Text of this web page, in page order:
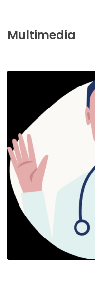
Il Dott. Montalto
essere molto
metterti a tuo
spiega tutto nel
facilmente
di aver
lo consiglio
Paziente
La visita è stata
punto di vista. Il
Multimedia